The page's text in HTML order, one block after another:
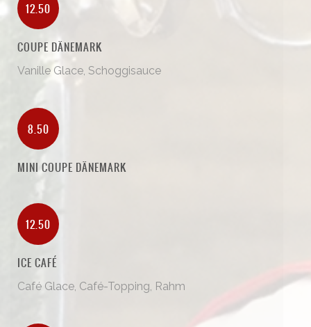
12.50
COUPE DÄNEMARK
Vanille Glace, Schoggisauce
8.50
MINI COUPE DÄNEMARK
12.50
ICE CAFÉ
Café Glace, Café-Topping, Rahm